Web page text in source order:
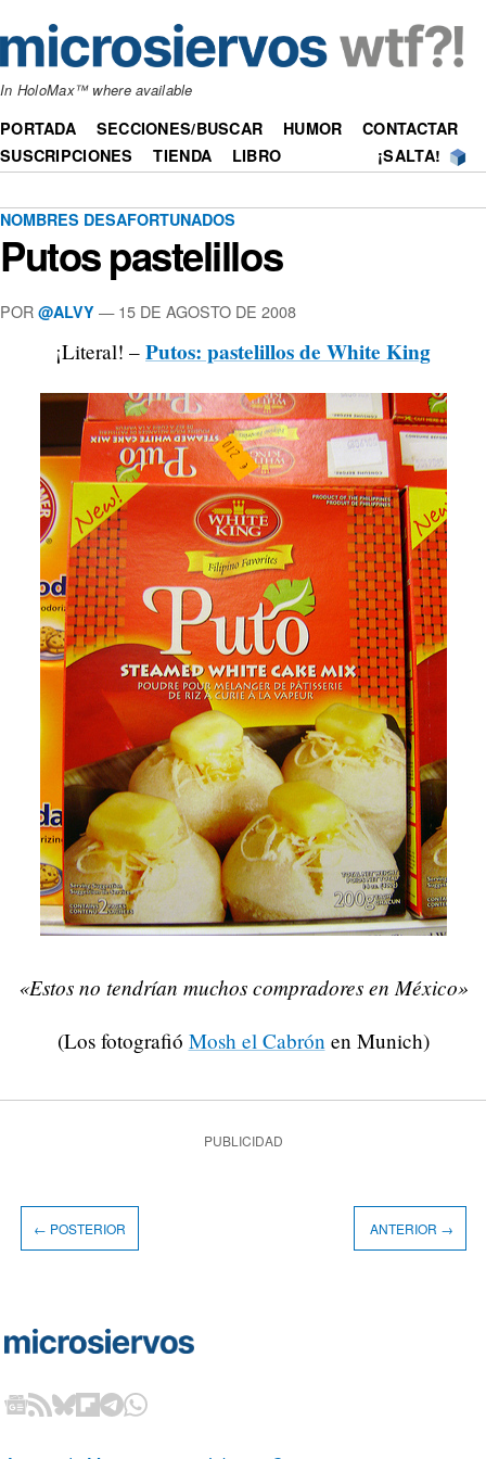
In HoloMax™ where available
PORTADA SECCIONES/BUSCAR HUMOR
CONTACTAR
SUSCRIPCIONES
TIENDA LIBRO ¡SALTA!
NOMBRES DESAFORTUNADOS
Putos pastelillos
POR @ALVY —15 DE AGOSTO DE 2008
¡Literal! – Putos: pastelillos de White King
«Estos no tendrían muchos compradores en México»
(Los fotografió Mosh el Cabrón en Munich)
PUBLICIDAD
← POSTERIOR ANTERIOR →